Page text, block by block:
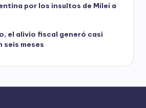
por los insultos de Milei a
el alivio fiscal generó casi
seis meses